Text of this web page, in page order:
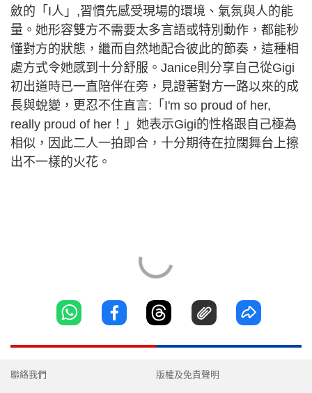
斂的「I人」,習慣先感受現場的環境、氣氛與人的能
量。她形容雙方不需要太多言語或特別動作，都能秒
懂對方的狀態，繼而自然地配合彼此的節奏，這種相
處方式令她感到十分舒服。Janice則分享自己從Gigi
初出道時已一直陪伴在旁，見證著對方一路以來的成
長與蛻變，更忍不住直言:「I'm so proud of her,
really proud of her！」她表示Gigi的性格跟自己極為
相似，因此二人一拍即合，十分期待在拉闊舞台上擦
出不一樣的火花。
聯絡我們 版權及免責聲明